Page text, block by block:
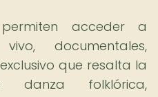
permiten acceder a
documentales,
que resalta la
folklórica,